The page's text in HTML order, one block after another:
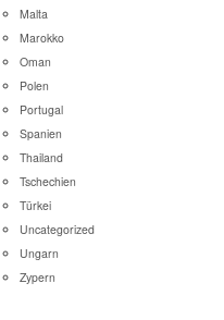
Malta
Marokko
Oman
Polen
Portugal
Spanien
Thailand
Tschechien
Türkei
Uncategorized
Ungarn
Zypern